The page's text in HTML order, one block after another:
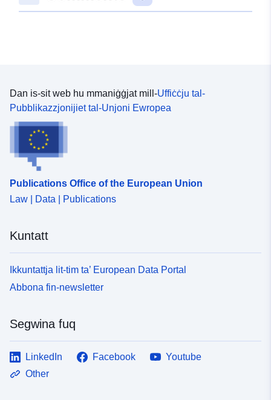
48.6436196 ], [ 9.0183727,
Jikkonforma ma':
Riżorsa:
http://data.europa.eu/eli/reg/2009/
uriRef:
Dan is-sit web hu mmaniġġjat mill-Uffiċċju tal-
Pubblikazzjonijiet tal-Unjoni Ewropea
Publications Office of the European Union
Law | Data | Publications
Kuntatt
Ikkuntattja lit-tim ta’ European Data Portal
Abbona fin-newsletter
Segwina fuq
LinkedIn Facebook
Youtube
Other